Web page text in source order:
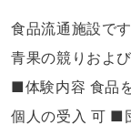
食品流通施設で
青果の競りおよ
■体験内容 食品
個人の受入 可 ■